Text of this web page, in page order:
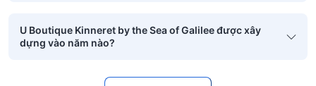
U Boutique Kinneret by the Sea of Galilee được xây
dựng vào năm nào?